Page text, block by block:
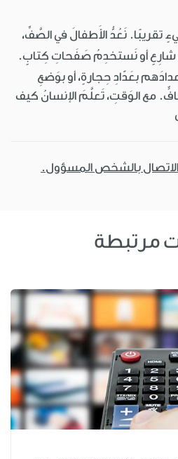
تقريبًا. نَعُدُّ الأَطفالَ في الصَّفِّ،
شارِعٍ أو نَستخدِمُ صَفَحاتِ كِتابٍ.
بعَدّادِ حِجارةٍ، أو بوَضعِ
مع الوَقتِ، تَعلَّمَ الإنسانُ كيف
الاتصال بالشخص المسؤول.
مرتبطة